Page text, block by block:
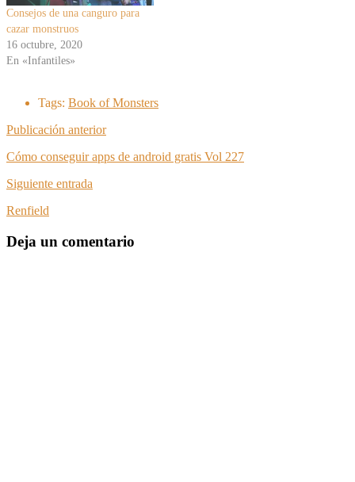
Consejos de una canguro para
cazar monstruos
16 octubre, 2020
En «Infantiles»
Tags: Book of Monsters
Publicación anterior
Cómo conseguir apps de android gratis Vol 227
Siguiente entrada
Renfield
Deja un comentario